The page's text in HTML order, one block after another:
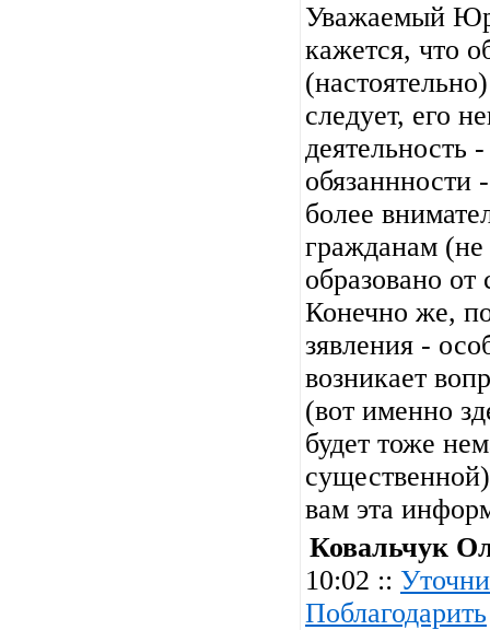
Уважаемый
кажется, что
следует, его
деятельность
обязаннности
более
гражданам
образовано
Конечно же,
зявления -
возникает
(вот именно
будет тоже
вам эта
Ковальчук
10:02 ::
Поблагодарить